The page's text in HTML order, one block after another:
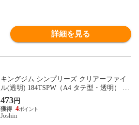
詳細を見る
キングジム シンプリーズ クリアーファイ
ル(透明) 184TSPW（A4 タテ型・透明） 18
4TSPWトウ 【返品種別A】
473円
4
Joshin